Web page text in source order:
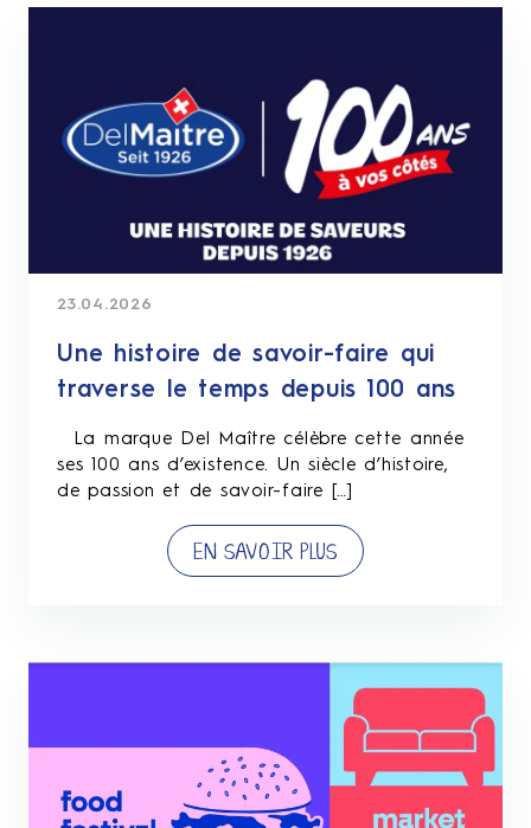
23.04.2026
Une histoire de savoir-faire qui
traverse le temps depuis 100 ans
La marque Del Maître célèbre cette année
ses 100 ans d’existence. Un siècle d’histoire,
de passion et de savoir-faire […]
EN SAVOIR PLUS